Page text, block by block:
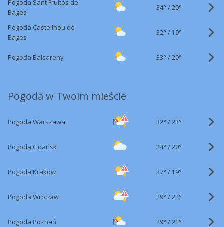
Pogoda Sant Fruitós de
Bages
34° /20°
Pogoda Castellnou de
Bages
32° / 19°
Pogoda Balsareny 33° /20°
Pogoda w Twoim mieście
Pogoda Warszawa 32° /23°
Pogoda Gdańsk 24° /20°
Pogoda Kraków 37° / 19°
Pogoda Wrocław 29° /22°
Pogoda Poznań 29° /21°